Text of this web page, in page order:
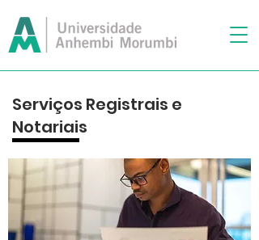
Serviços Registrais e
Notariais